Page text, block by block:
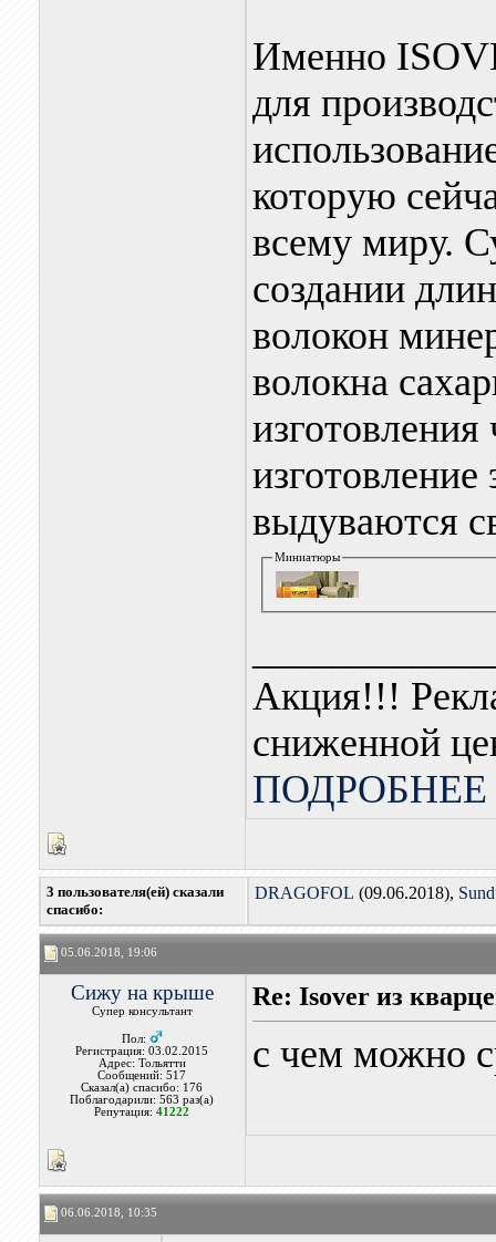
Именно
для
которую
всему миру.
создании
волокон
волокна
изготовление
выдуваются
Миниатюры
Акция!!!
сниженной
3 пользователя(ей) сказали
cпасибо:
DRAGOFOL (09.06.2018),
05.06.2018, 19:06
Сижу на крыше
Супер консультант
Пол:
Регистрация: 03.02.2015
Адрес: Тольятти
Сообщений: 517
Сказал(а) спасибо: 176
Поблагодарили: 563 раз(а)
Репутация:41222
Re: Isover из
с чем можно
06.06.2018, 10:35